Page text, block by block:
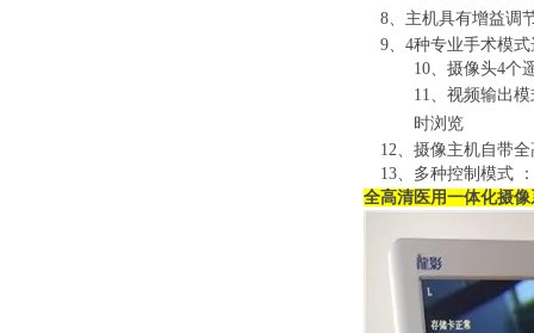
8、主机具有增益调
9、 4种专业手术模
10、摄像头4个
11、视频输出
时浏览
12、摄像主机自带
13、 多种控制模式
：
全高清医用一体化摄